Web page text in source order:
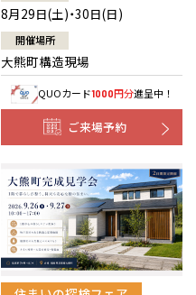
8月29日(土)・30日(日)
開催場所
大熊町構造現場
QUOカード1000円分進呈中！
ご来場予約